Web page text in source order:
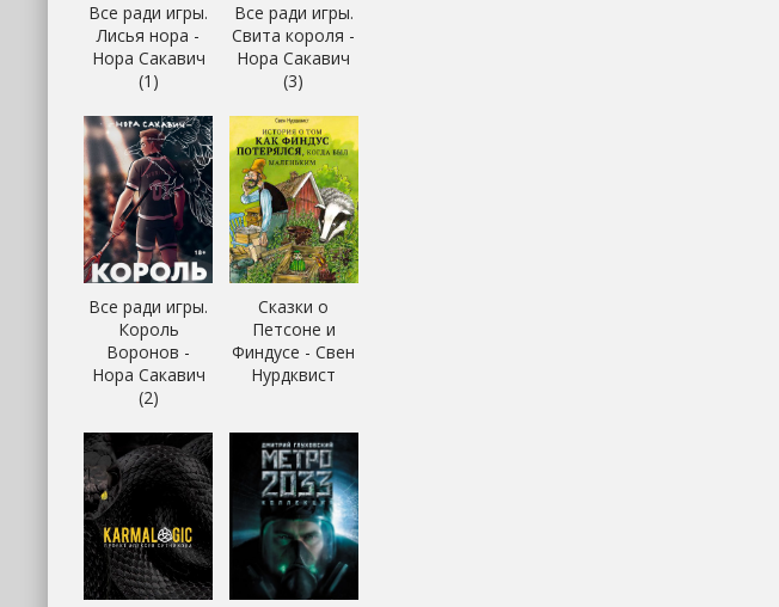
Все ради игры.
Лисья нора -
Нора Сакавич
(1)
Все ради игры.
Свита короля -
Нора Сакавич
(3)
Все ради игры.
Король
Воронов -
Нора Сакавич
(2)
Сказки о
Петсоне и
Финдусе - Свен
Нурдквист